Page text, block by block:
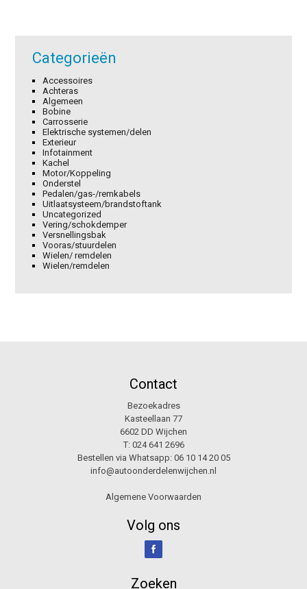
Categorieën
Accessoires
Achteras
Algemeen
Bobine
Carrosserie
Elektrische systemen/delen
Exterieur
Infotainment
Kachel
Motor/Koppeling
Onderstel
Pedalen/gas-/remkabels
Uitlaatsysteem/brandstoftank
Uncategorized
Vering/schokdemper
Versnellingsbak
Vooras/stuurdelen
Wielen/ remdelen
Wielen/remdelen
Contact
Bezoekadres
Kasteellaan 77
6602 DD Wijchen
T: 024 641 2696
Bestellen via Whatsapp: 06 10 14 20 05
info@autoonderdelenwijchen.nl
Algemene Voorwaarden
Volg ons
Zoeken